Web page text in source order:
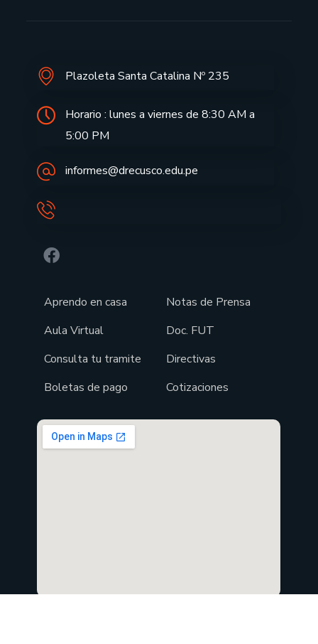
Plazoleta Santa Catalina Nº 235
Horario : lunes a viernes de 8:30 AM a
5:00 PM
informes@drecusco.edu.pe
Aprendo en casa
Aula Virtual
Consulta tu tramite
Boletas de pago
Notas de Prensa
Doc. FUT
Directivas
Cotizaciones